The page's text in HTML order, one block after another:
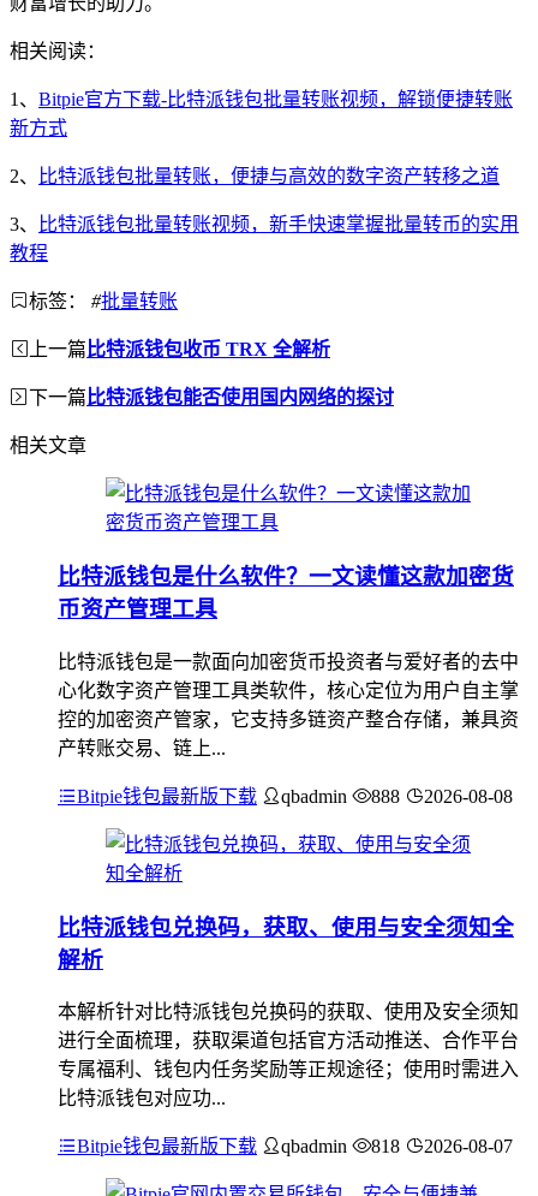
相关阅读：
1、 Bitpie官方下载-比特派钱包批量转账视频，解锁便捷转账
新方式
2、 比特派钱包批量转账，便捷与高效的数字资产转移之道
3、
比特派钱包批量转账视频，新手快速掌握批量转币的实用
教程
标签： #批量转账
上一篇比特派钱包收币 TRX 全解析
下一篇比特派钱包能否使用国内网络的探讨
相关文章
比特派钱包是什么软件？一文读懂这款加密货
币资产管理工具
比特派钱包是一款面向加密货币投资者与爱好者的去中
心化数字资产管理工具类软件，核心定位为用户自主掌
控的加密资产管家，它支持多链资产整合存储，兼具资
产转账交易、链上...
Bitpie钱包最新版下载 qbadmin 888 2026-08-08
比特派钱包兑换码，获取、使用与安全须知全
解析
本解析针对比特派钱包兑换码的获取、使用及安全须知
进行全面梳理，获取渠道包括官方活动推送、合作平台
专属福利、钱包内任务奖励等正规途径；使用时需进入
比特派钱包对应功...
Bitpie钱包最新版下载 qbadmin 818 2026-08-07